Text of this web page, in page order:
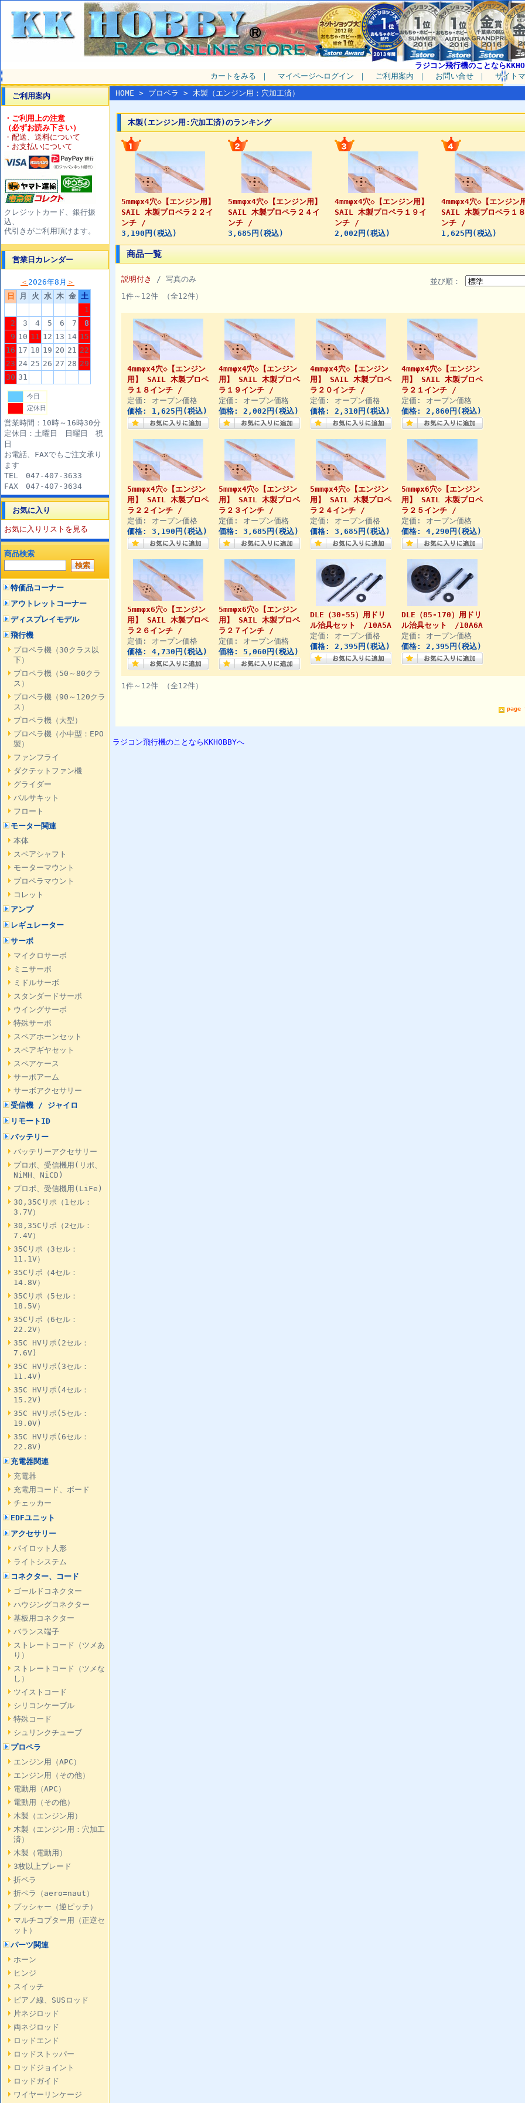
ラジコン飛行機のことなら
カートをみる ｜ マイページへログイン ｜ ご利用案内 ｜ お問い合せ ｜ サイト
ご利用案内
・ご利用上の注意
（必ずお読み下さい）
・配送、送料について
・お支払いについて
クレジットカード、銀行振
込、
代引きがご利用頂けます。
営業日カレンダー
＜ 2026年8月 ＞
日
月 火 水 木 金 土
1
2
3 4 5 6 7
8
9 10 11 12 13 14 15
16 17 18 19 20 21 22
23 24 25 26 27 28 29
30 31
今日
定休日
営業時間：10時～16時30分
定休日：土曜日 日曜日 祝
日
お電話、FAXでもご注文承り
ます
TEL 047-407-3633
FAX 047-407-3634
お気に入り
お気に入りリストを見る
商品検索
特価品コーナー
アウトレットコーナー
ディスプレイモデル
飛行機
プロペラ機（30クラス以
下）
プロペラ機（50～80クラ
ス）
プロペラ機（90～120クラ
ス）
プロペラ機（大型）
プロペラ機（小中型：EPO
製）
ファンフライ
ダクテットファン機
グライダー
バルサキット
フロート
モーター関連
本体
スペアシャフト
モーターマウント
プロペラマウント
コレット
アンプ
レギュレーター
サーボ
マイクロサーボ
ミニサーボ
ミドルサーボ
スタンダードサーボ
ウイングサーボ
特殊サーボ
スペアホーンセット
スペアギヤセット
スペアケース
サーボアーム
サーボアクセサリー
受信機 / ジャイロ
リモートID
バッテリー
バッテリーアクセサリー
プロポ、受信機用(リポ、
NiMH、NiCD)
プロポ、受信機用(LiFe)
30,35Cリポ（1セル：
3.7V）
30,35Cリポ（2セル：
7.4V）
35Cリポ（3セル：
11.1V）
35Cリポ（4セル：
14.8V）
35Cリポ（5セル：
18.5V）
35Cリポ（6セル：
22.2V）
35C HVリポ(2セル：
7.6V)
35C HVリポ(3セル：
11.4V)
35C HVリポ(4セル：
15.2V)
35C HVリポ(5セル：
19.0V)
35C HVリポ(6セル：
22.8V)
充電器関連
充電器
充電用コード、ボード
チェッカー
EDFユニット
アクセサリー
パイロット人形
ライトシステム
コネクター、コード
ゴールドコネクター
ハウジングコネクター
基板用コネクター
バランス端子
ストレートコード（ツメあ
り）
ストレートコード（ツメな
し）
ツイストコード
シリコンケーブル
特殊コード
シュリンクチューブ
プロペラ
エンジン用（APC）
エンジン用（その他）
電動用（APC）
電動用（その他）
木製（エンジン用）
木製（エンジン用：穴加工
済）
木製（電動用）
3枚以上ブレード
折ペラ
折ペラ（aero=naut）
プッシャー（逆ピッチ）
マルチコプター用（正逆セ
ット）
パーツ関連
ホーン
ヒンジ
スイッチ
ピアノ線、SUSロッド
片ネジロッド
両ネジロッド
ロッドエンド
ロッドストッパー
ロッドジョイント
ロッドガイド
ワイヤーリンケージ
HOME > プロペラ > 木製（エンジン用：穴加工済）
木製(エンジン用:穴加工済)のランキング
5mmφx4穴◇【エンジン用】
SAIL 木製プロペラ２２イ
ンチ /
3,190円(税込)
5mmφx4穴◇【エンジン用】
SAIL 木製プロペラ２４イ
ンチ /
3,685円(税込)
4mmφx4穴◇【エンジン用】
SAIL 木製プロペラ１９イ
ンチ /
2,002円(税込)
4mmφx4穴◇【エンジン
SAIL 木製プロペラ１
ンチ /
1,625円(税込)
商品一覧
並び順：
説明付き
/ 写真のみ
1件～12件 （全12件）
4mmφx4穴◇【エンジン
用】 SAIL 木製プロペ
ラ１８インチ /
定価: オープン価格
価格: 1,625円(税込)
4mmφx4穴◇【エンジン
用】 SAIL 木製プロペ
ラ１９インチ /
定価: オープン価格
価格: 2,002円(税込)
4mmφx4穴◇【エンジン
用】 SAIL 木製プロペ
ラ２０インチ /
定価: オープン価格
価格: 2,310円(税込)
4mmφx4穴◇【エンジン
用】 SAIL 木製プロペ
ラ２１インチ /
定価: オープン価格
価格: 2,860円(税込)
5mmφx4穴◇【エンジン
用】 SAIL 木製プロペ
ラ２２インチ /
定価: オープン価格
価格: 3,190円(税込)
5mmφx4穴◇【エンジン
用】 SAIL 木製プロペ
ラ２３インチ /
定価: オープン価格
価格: 3,685円(税込)
5mmφx4穴◇【エンジン
用】 SAIL 木製プロペ
ラ２４インチ /
定価: オープン価格
価格: 3,685円(税込)
5mmφx6穴◇【エンジン
用】 SAIL 木製プロペ
ラ２５インチ /
定価: オープン価格
価格: 4,290円(税込)
5mmφx6穴◇【エンジン
用】 SAIL 木製プロペ
ラ２６インチ /
定価: オープン価格
価格: 4,730円(税込)
5mmφx6穴◇【エンジン
用】 SAIL 木製プロペ
ラ２７インチ /
定価: オープン価格
価格: 5,060円(税込)
DLE（30-55）用ドリ
ル治具セット /10A5A
定価: オープン価格
価格: 2,395円(税込)
DLE（85-170）用ドリ
ル治具セット /10A6A
定価: オープン価格
価格: 2,395円(税込)
1件～12件 （全12件）
page
ラジコン飛行機のことならKKHOBBYへ